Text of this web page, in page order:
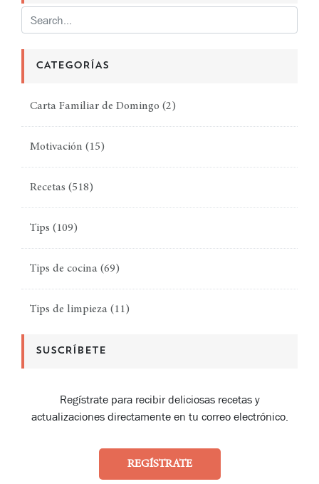
CATEGORÍAS
Carta Familiar de Domingo (2)
Motivación (15)
Recetas (518)
Tips (109)
Tips de cocina (69)
Tips de limpieza (11)
SUSCRÍBETE
Regístrate para recibir deliciosas recetas y
actualizaciones directamente en tu correo electrónico.
REGÍSTRATE